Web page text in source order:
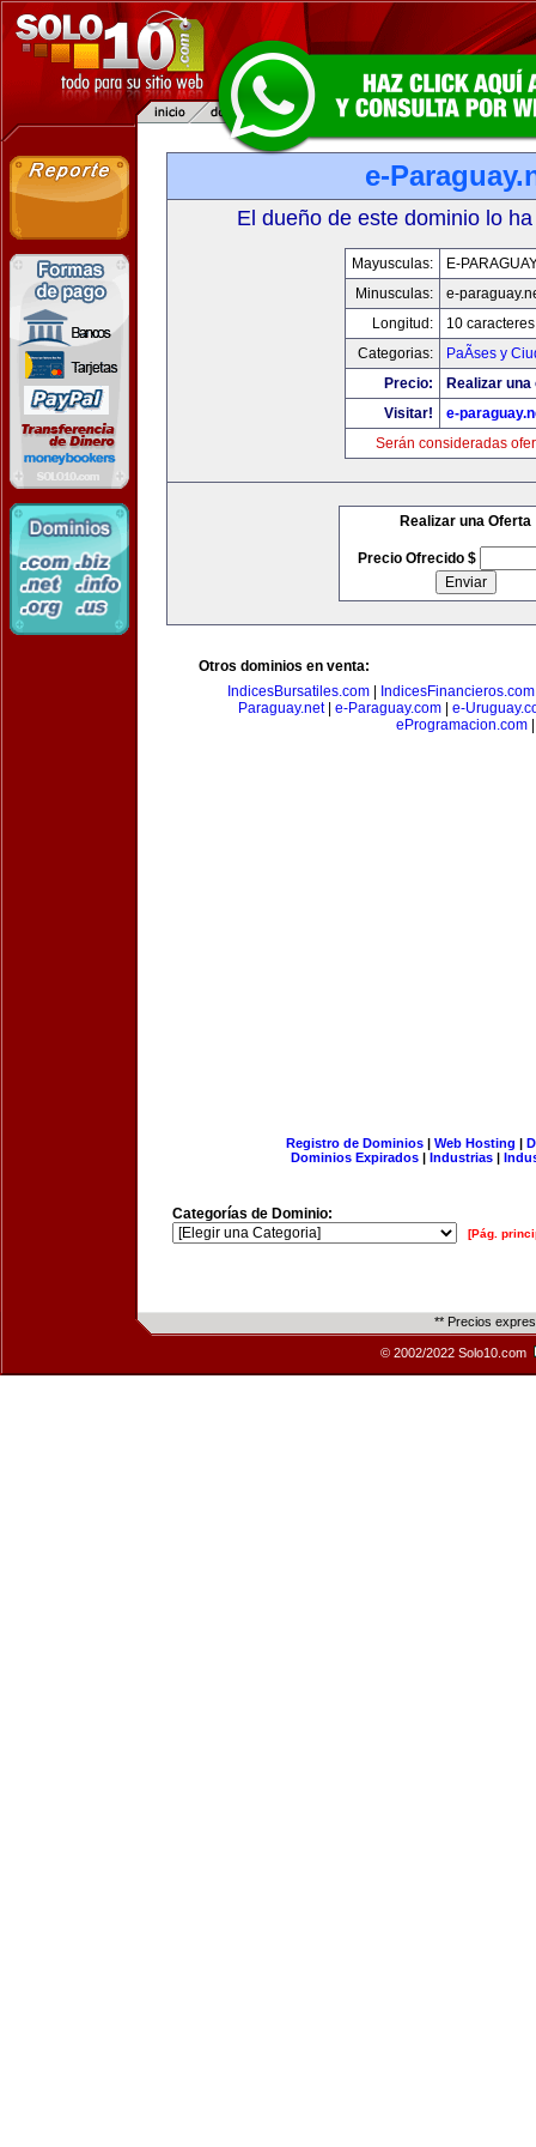
e-
El dueño de este dominio lo
Mayusculas:
E-
Minusculas:
e-
Longitud:
10 caracteres
Categorias:
PaÃ­ses y
Precio:
Realizar
Visitar!
e-
Serán consideradas
Realizar una Oferta
Precio Ofrecido $
Otros dominios en venta:
IndicesBursatiles.com
IndicesFinancieros.com
Paraguay.net| e-Paraguay.com| e-
eProgramacion.com
Registro de Dominios| Web Hosting |
Dominios Expirados | Industrias |
Categorías de Dominio:
[Pág.
** Precios
© 2002/2022 Solo10.com